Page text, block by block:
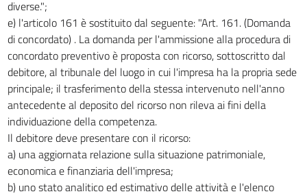
diverse.";
e) l'articolo 161 è sostituito dal seguente: "Art. 161. (Domanda
di concordato) . La domanda per l'ammissione alla procedura di
concordato preventivo è proposta con ricorso, sottoscritto dal
debitore, al tribunale del luogo in cui l'impresa ha la propria sede
principale; il trasferimento della stessa intervenuto nell'anno
antecedente al deposito del ricorso non rileva ai fini della
individuazione della competenza.
Il debitore deve presentare con il ricorso:
a) una aggiornata relazione sulla situazione patrimoniale,
economica e finanziaria dell'impresa;
b) uno stato analitico ed estimativo delle attività e l'elenco